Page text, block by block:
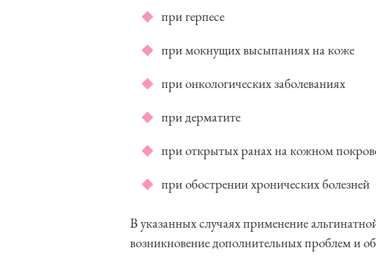
при герпесе
при мокнущих высыпаниях на коже
при онкологических заболеваниях
при дерматите
при открытых ранах на кожном
при обострении хронических болезней
В указанных случаях применение
возникновение дополнительных проблем и